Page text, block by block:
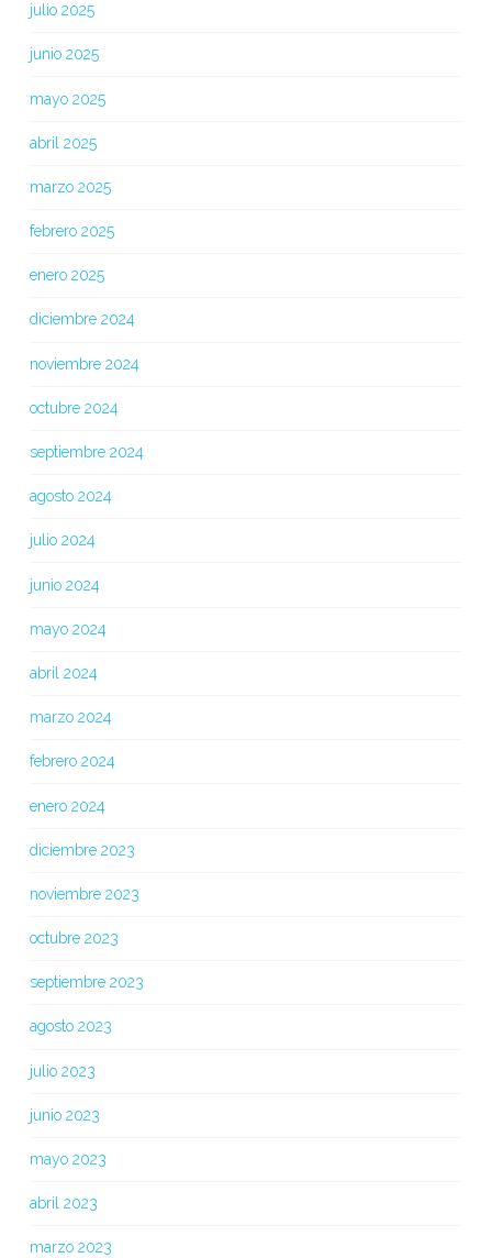
julio 2025
junio 2025
mayo 2025
abril 2025
marzo 2025
febrero 2025
enero 2025
diciembre 2024
noviembre 2024
octubre 2024
septiembre 2024
agosto 2024
julio 2024
junio 2024
mayo 2024
abril 2024
marzo 2024
febrero 2024
enero 2024
diciembre 2023
noviembre 2023
octubre 2023
septiembre 2023
agosto 2023
julio 2023
junio 2023
mayo 2023
abril 2023
marzo 2023